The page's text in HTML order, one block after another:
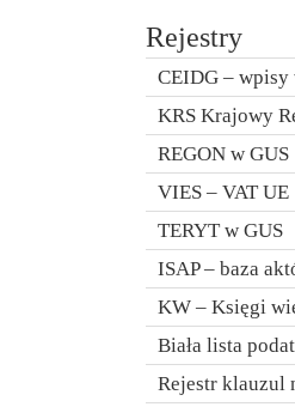
Rejestry
CEIDG –
KRS Krajowy
REGON w GUS
VIES – VAT UE
TERYT w GUS
ISAP – baza
KW – Księgi
Biała lista
Rejestr klauzul